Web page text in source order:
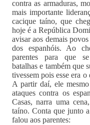
contra as armaduras,
mais importante
cacique taíno, que
hoje é a República
avisar aos demais
dos espanhóis. Ao
parentes para que
batalhas e também que
tivessem pois esse era
A partir daí, ele
ataques contra os
Casas, narra uma
taíno. Conta que junto
falou aos parentes: